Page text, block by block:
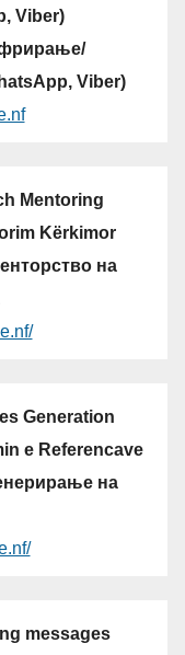
Viber)
Viber)
Mentoring
Kërkimor
на
Generation
e Referencave
на
messages